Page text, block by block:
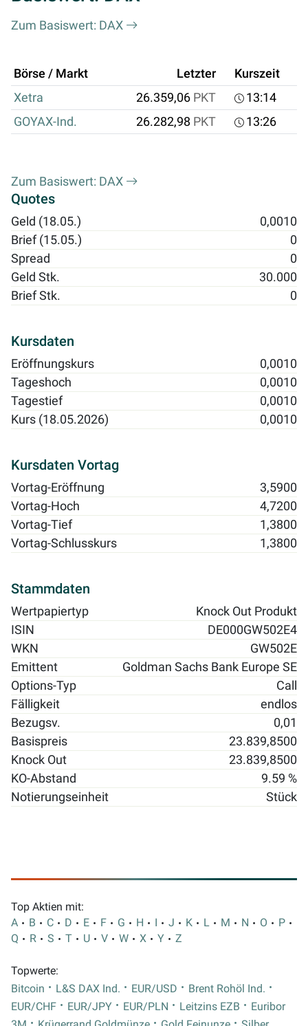
Zum Basiswert: DAX
Börse / Markt Letzter
Kurszeit
Xetra
26.359,06 PKT
13:14
GOYAX-Ind.
26.282,98 PKT 13:26
Zum Basiswert: DAX
Quotes
Geld (18.05.)
0,0010
Brief (15.05.)
0
Spread
0
Geld Stk.
30.000
Brief Stk.
0
Kursdaten
Eröffnungskurs
0,0010
Tageshoch
0,0010
Tagestief
0,0010
Kurs (18.05.2026)
0,0010
Kursdaten Vortag
Vortag-Eröffnung
3,5900
Vortag-Hoch
4,7200
Vortag-Tief
1,3800
Vortag-Schlusskurs
1,3800
Stammdaten
Wertpapiertyp
Knock Out Produkt
ISIN
DE000GW502E4
WKN
GW502E
Emittent
Goldman Sachs Bank Europe SE
Options-Typ
Call
Fälligkeit
endlos
Bezugsv.
0,01
Basispreis
23.839,8500
Knock Out
23.839,8500
KO-Abstand
9.59 %
Notierungseinheit
Stück
Top Aktien mit:
A
B C D E F G H I J K L M N O
P
Q
R S T U V W X Y Z
Topwerte:
Bitcoin
L&S DAX Ind. EUR/USD
Brent Rohöl Ind.
EUR/CHF
EUR/JPY EUR/PLN Leitzins EZB
Euribor